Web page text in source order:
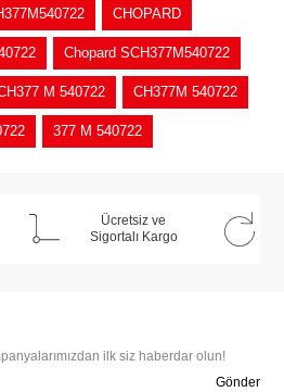
CHOPARD
Chopard SCH377M540722
M 540722 CH377M 540722
377 M 540722
Ücretsiz ve
Sigortalı Kargo
ilk siz haberdar olun!
Gönder